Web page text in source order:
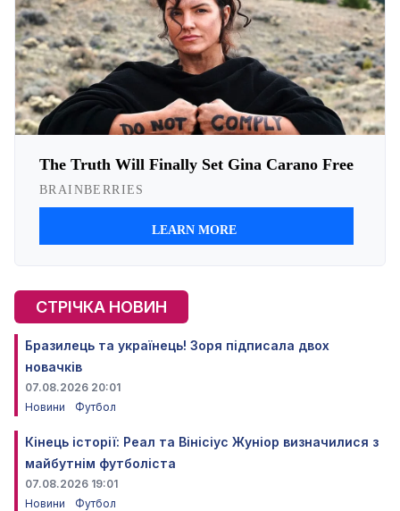
СТРІЧКА НОВИН
Бразилець та українець! Зоря підписала двох
новачків
07.08.2026 20:01
Новини
Футбол
Кінець історії: Реал та Вінісіус Жуніор визначилися з
майбутнім футболіста
07.08.2026 19:01
Новини
Футбол